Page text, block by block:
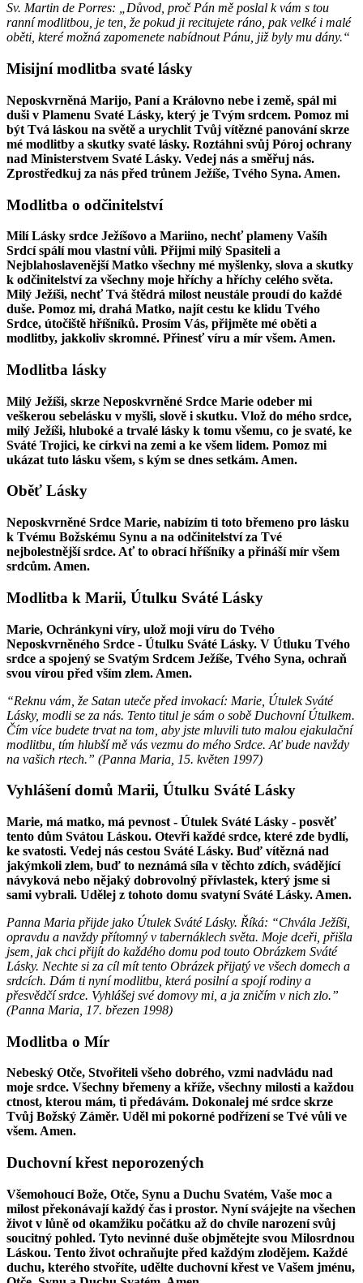
Sv. Martin de Porres: „Důvod, proč Pán mě poslal k vám s tou
ranní modlitbou, je ten, že pokud ji recitujete ráno, pak velké i malé
oběti, které možná zapomenete nabídnout Pánu, již byly mu dány.“
Misijní modlitba svaté lásky
Neposkvrněná Marijo, Paní a Královno nebe i země, spál mi
duši v Plamenu Svaté Lásky, který je Tvým srdcem. Pomoz mi
být Tvá láskou na světě a urychlit Tvůj vítězné panování skrze
mé modlitby a skutky svaté lásky. Roztáhni svůj Póroj ochrany
nad Ministerstvem Svaté Lásky. Vedej nás a směřuj nás.
Zprostředkuj za nás před trůnem Ježíše, Tvého Syna. Amen.
Modlitba o odčinitelství
Milí Lásky srdce Ježíšovo a Mariino, nechť plameny Vašíh
Srdcí spálí mou vlastní vůli. Přijmi milý Spasiteli a
Nejblahoslavenější Matko všechny mé myšlenky, slova a skutky
k odčinitelství za všechny moje hříchy a hříchy celého světa.
Milý Ježíši, nechť Tvá štědrá milost neustále proudí do každé
duše. Pomoz mi, drahá Matko, najít cestu ke klidu Tvého
Srdce, útočiště hříšníků. Prosím Vás, přijměte mé oběti a
modlitby, jakkoliv skromné. Přinesť víru a mír všem. Amen.
Modlitba lásky
Milý Ježíši, skrze Neposkvrněné Srdce Marie odeber mi
veškerou sebelásku v myšli, slově i skutku. Vlož do mého srdce,
milý Ježíši, hluboké a trvalé lásky k tomu všemu, co je svaté, ke
Sváté Trojici, ke církvi na zemi a ke všem lidem. Pomoz mi
ukázat tuto lásku všem, s kým se dnes setkám. Amen.
Oběť Lásky
Neposkvrněné Srdce Marie, nabízím ti toto břemeno pro lásku
k Tvému Božskému Synu a na odčinitelství za Tvé
nejbolestnější srdce. Ať to obrací hříšníky a přináší mír všem
srdcům. Amen.
Modlitba k Marii, Útulku Sváté Lásky
Marie, Ochránkyni víry, ulož moji víru do Tvého
Neposkvrněného Srdce - Útulku Sváté Lásky. V Útluku Tvého
srdce a spojený se Svatým Srdcem Ježíše, Tvého Syna, ochraň
svou vírou před vším zlem. Amen.
“Reknu vám, že Satan uteče před invokací: Marie, Útulek Sváté
Lásky, modli se za nás. Tento titul je sám o sobě Duchovní Útulkem.
Čím více budete trvat na tom, aby jste mluvili tuto malou ejakulační
modlitbu, tím hlubší mě vás vezmu do mého Srdce. Ať bude navždy
na vašich rtech.” (Panna Maria 15. květen 1997)
Vyhlášení domů Marii, Útulku Sváté Lásky
Marie, má matko, má pevnost - Útulek Sváté Lásky - posvěť
tento dům Svátou Láskou. Otevři každé srdce, které zde bydlí,
ke svatosti. Vedej nás cestou Sváté Lásky. Buď vítězná nad
jakýmkoli zlem, buď to neznámá síla v těchto zdích, svádějící
návyková nebo nějaký dobrovolný přívlastek, který jsme si
sami vybrali. Udělej z tohoto domu svatyní Sváté Lásky. Amen.
Panna Maria přijde jako Útulek Sváté Lásky. Říká: “Chvála Ježíši,
opravdu a navždy přítomný v tabernáklech světa. Moje dceři, přišla
jsem, jak chci přijít do každého domu pod touto Obrázkem Sváté
Lásky. Nechte si za cíl mít tento Obrázek přijatý ve všech domech a
srdcích. Dám ti nyní modlitbu, která posilní a spojí rodiny a
přesvědčí srdce. Vyhlášej své domovy mi, a ja zničím v nich zlo.”
(Panna Maria 17. březen 1998)
Modlitba o Mír
Nebeský Otče, Stvořiteli všeho dobrého, vzmi nadvládu nad
moje srdce. Všechny břemeny a kříže, všechny milosti a každou
ctnost, kterou mám, ti předávám. Dokonalej mé srdce skrze
Tvůj Božský Záměr. Uděl mi pokorné podřízení se Tvé vůli ve
všem. Amen.
Duchovní křest neporozených
Všemohoucí Bože, Otče, Synu a Duchu Svatém, Vaše moc a
milost překonávají každý čas i prostor. Nyní svájejte na všechen
život v lůně od okamžiku počátku až do chvíle narození svůj
soucitný pohled. Tyto nevinné duše objmětejte svou Milosrdnou
Láskou. Tento život ochraňujte před každým zlodějem. Každé
duchu, kterého stvoříte, udělte duchovní křest ve Vašem jménu,